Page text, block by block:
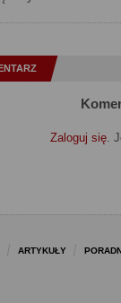
Zaloguj się.
ARTYKUŁY